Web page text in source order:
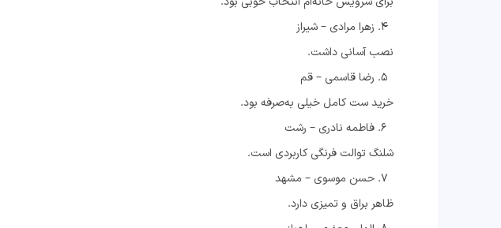
زهرا مرادی – شیراز
نصب آسانی داشت.
رضا قاسمی – قم
خرید ست کامل خیلی به‌صرفه بود.
فاطمه نادری – رشت
شلنگ توالت فرنگی کاربردی است.
حسن موسوی – مشهد
ظاهر براق و تمیزی دارد.